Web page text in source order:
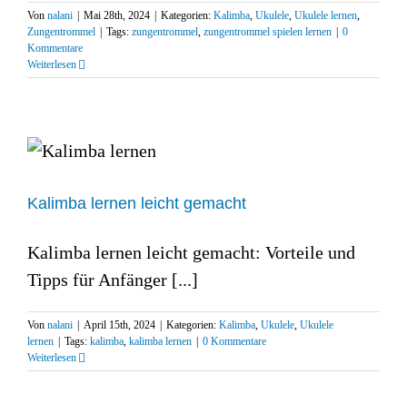
Von nalani Mai 28th, 2024 Kategorien: Kalimba, Ukulele, Ukulele lernen,
Zungentrommel
Tags: zungentrommel, zungentrommel spielen lernen
0
Kommentare
Weiterlesen
Kalimba lernen leicht gemacht
Kalimba lernen leicht gemacht: Vorteile und
Tipps für Anfänger [...]
Von nalani April 15th, 2024 Kategorien: Kalimba, Ukulele, Ukulele
lernen
Tags: kalimba, kalimba lernen
0 Kommentare
Weiterlesen